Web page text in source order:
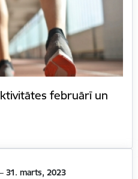
februārī un
31. marts, 2023